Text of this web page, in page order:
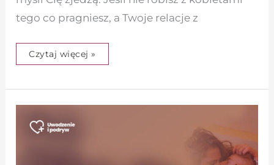
tego co pragniesz, a Twoje relacje z
Czytaj więcej »
Idealny
związek
–
Jak